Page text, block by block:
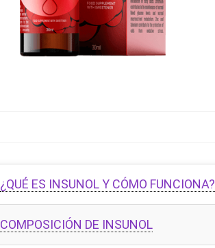
¿QUÉ ES INSUNOL Y CÓMO FUNCIONA?
COMPOSICIÓN DE INSUNOL